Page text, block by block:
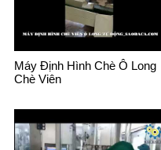
Máy Định Hình Chè Ô Long
Chè Viên